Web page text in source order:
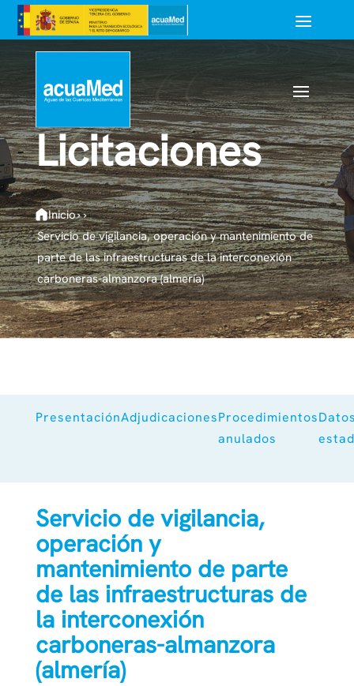
Licitaciones
Inicio› ›
Servicio de vigilancia, operación y mantenimiento de
parte de las infraestructuras de la interconexión
carboneras-almanzora (almería)
PresentaciónAdjudicacionesProcedimientos
anulados
Servicio de vigilancia,
operación y
mantenimiento de parte
de las infraestructuras de
la interconexión
carboneras-almanzora
(almería)